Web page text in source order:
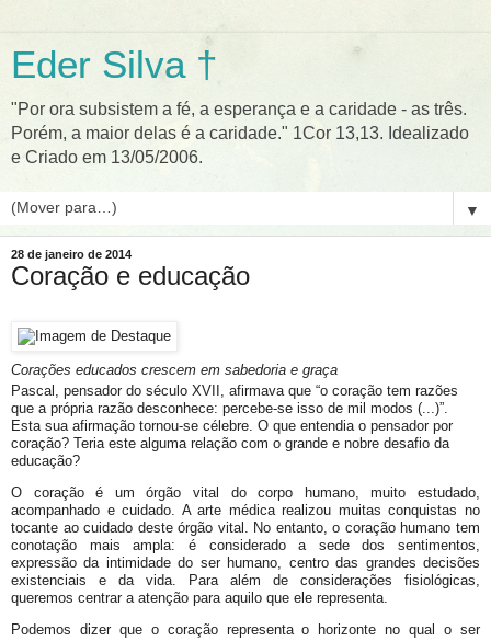
Eder Silva †
"Por ora subsistem a fé, a esperança e a caridade - as três.
Porém, a maior delas é a caridade." 1Cor 13,13. Idealizado
e Criado em 13/05/2006.
▼
28 de janeiro de 2014
Coração e educação
Corações educados crescem em sabedoria e graça
Pascal, pensador do século XVII, afirmava que “o coração tem razões
que a própria razão desconhece: percebe-se isso de mil modos (...)”.
Esta sua afirmação tornou-se célebre. O que entendia o pensador por
coração? Teria este alguma relação com o grande e nobre desafio da
educação?
O coração é um órgão vital do corpo humano, muito estudado,
acompanhado e cuidado. A arte médica realizou muitas conquistas no
tocante ao cuidado deste órgão vital. No entanto, o coração humano tem
conotação mais ampla: é considerado a sede dos sentimentos,
expressão da intimidade do ser humano, centro das grandes decisões
existenciais e da vida. Para além de considerações fisiológicas,
queremos centrar a atenção para aquilo que ele representa.
Podemos dizer que o coração representa o horizonte no qual o ser